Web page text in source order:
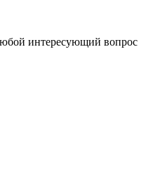
интересующий вопрос